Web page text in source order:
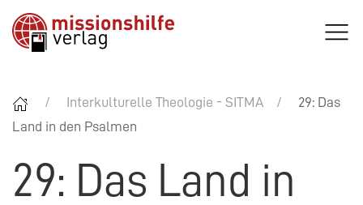
Interkulturelle Theologie - SITMA
29: Das
Land in den Psalmen
29: Das Land in